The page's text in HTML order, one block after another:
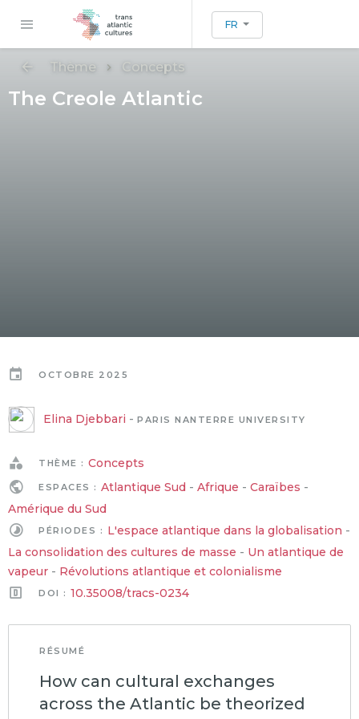
FR
Thème Concepts
The Creole Atlantic
OCTOBRE 2025
Elina Djebbari - PARIS NANTERRE UNIVERSITY
THÈME : Concepts
ESPACES : Atlantique Sud - Afrique - Caraïbes -
Amérique du Sud
PÉRIODES : L'espace atlantique dans la globalisation -
La consolidation des cultures de masse - Un atlantique de
vapeur - Révolutions atlantique et colonialisme
DOI : 10.35008/tracs-0234
RÉSUMÉ
How can cultural exchanges
across the Atlantic be theorized